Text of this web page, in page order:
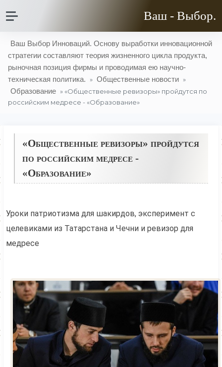
Ваш - Выбор.
Ваш Выбор Инноваций. Основу выработки инновационной
стратегии составляют теория жизненного цикла продукта,
рыночная позиция фирмы и проводимая ею научно-
техническая политика. » Общественные новости »
Образование » «Общественные ревизоры» пройдутся по
российским медресе - «Образование»
«Общественные ревизоры» пройдутся
по российским медресе -
«Образование»
Уроки патриотизма для шакирдов, эксперимент с
целевиками из Татарстана и Чечни и ревизор для
медресе